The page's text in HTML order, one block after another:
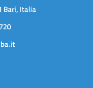
Bari, Italia